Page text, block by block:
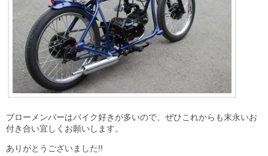
ブローメンバーはバイク好きが多いので、ぜひこれからも末永いお
付き合い宜しくお願いします。
ありがとうございました!!